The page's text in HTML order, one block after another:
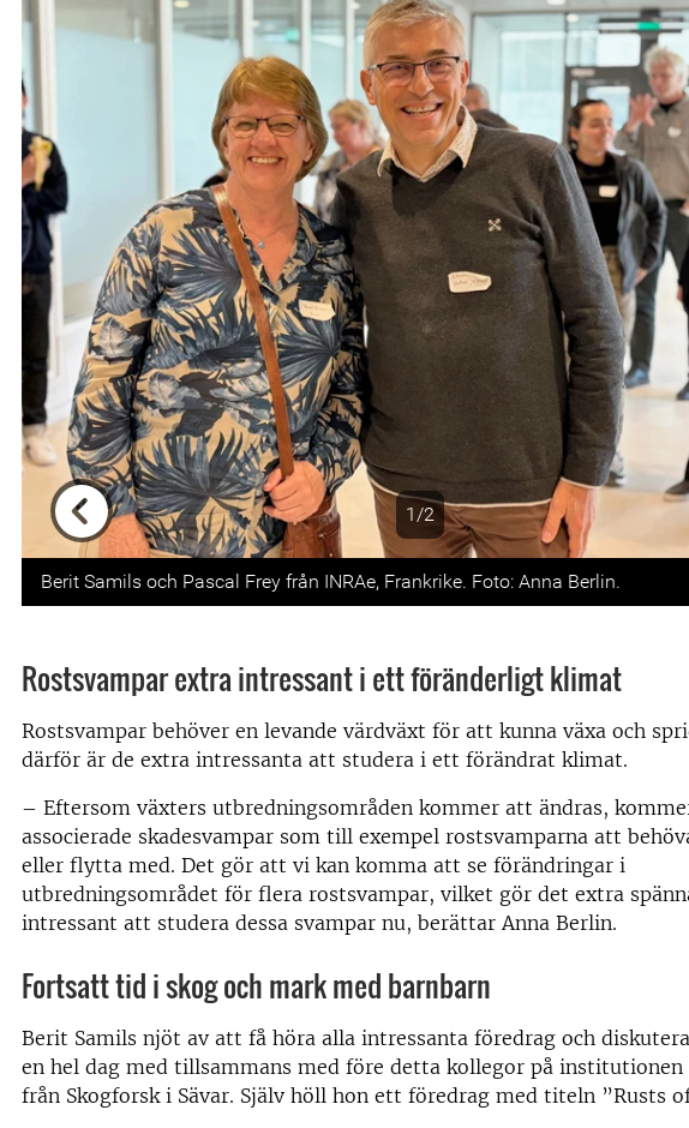
1/2
Previous
Berit Samils och Pascal Frey från INRAe, Frankrike. Foto: Anna Berlin.
Rostsvampar extra intressant i ett föränderligt klimat
Rostsvampar behöver en levande värdväxt för att kunna växa och
därför är de extra intressanta att studera i ett förändrat klimat.
– Eftersom växters utbredningsområden kommer att ändras,
associerade skadesvampar som till exempel rostsvamparna att
eller flytta med. Det gör att vi kan komma att se förändringar i
utbredningsområdet för flera rostsvampar, vilket gör det extra
intressant att studera dessa svampar nu, berättar Anna Berlin.
Fortsatt tid i skog och mark med barnbarn
Berit Samils njöt av att få höra alla intressanta föredrag och
en hel dag med tillsammans med före detta kollegor på
från Skogforsk i Sävar. Själv höll hon ett föredrag med titeln ”Rusts